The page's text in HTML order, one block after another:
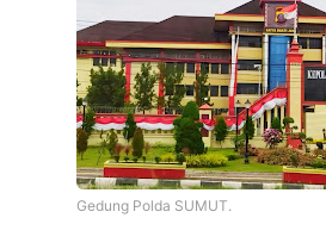
Gedung Polda SUMUT.